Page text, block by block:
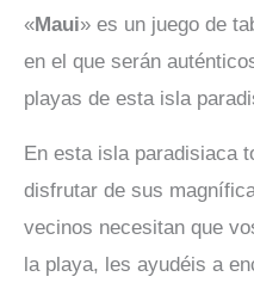
«Maui» es un juego de
en el que serán
playas de esta isla
En esta isla paradisiaca
disfrutar de sus
vecinos necesitan que
la playa, les ayudéis a